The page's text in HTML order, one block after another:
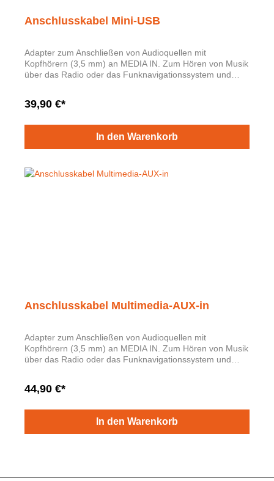
Anschlusskabel Mini-USB
Adapter zum Anschließen von Audioquellen mit
Kopfhörern (3,5 mm) an MEDIA IN. Zum Hören von Musik
über das Radio oder das Funknavigationssystem und
Funknavigationssystem.
39,90 €*
In den Warenkorb
Anschlusskabel Multimedia-AUX-in
Adapter zum Anschließen von Audioquellen mit
Kopfhörern (3,5 mm) an MEDIA IN. Zum Hören von Musik
über das Radio oder das Funknavigationssystem und
Funknavigationssystem.
44,90 €*
In den Warenkorb